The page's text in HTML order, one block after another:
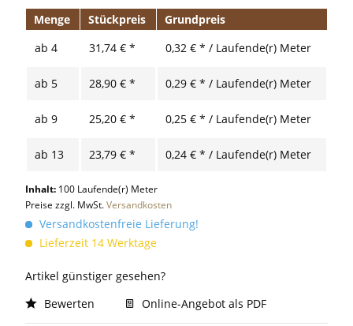
Menge Stückpreis
Grundpreis
ab 4 31,74 € * 0,32 € * / Laufende(r) Meter
ab 5 28,90 € * 0,29 € * / Laufende(r) Meter
ab 9 25,20 € * 0,25 € * / Laufende(r) Meter
ab 13 23,79 € * 0,24 € * / Laufende(r) Meter
Inhalt: 100 Laufende(r) Meter
Preise zzgl. MwSt.Versandkosten
Versandkostenfreie Lieferung!
Lieferzeit 14 Werktage
Artikel günstiger gesehen?
Bewerten
Online-Angebot als PDF